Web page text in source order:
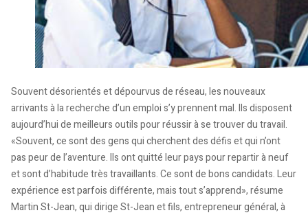
Souvent désorientés et dépourvus de réseau, les nouveaux
arrivants à la recherche d’un emploi s’y prennent mal. Ils disposent
aujourd’hui de meilleurs outils pour réussir à se trouver du travail.
«Souvent, ce sont des gens qui cherchent des défis et qui n’ont
pas peur de l’aventure. Ils ont quitté leur pays pour repartir à neuf
et sont d’habitude très travaillants. Ce sont de bons candidats. Leur
expérience est parfois différente, mais tout s’apprend», résume
Martin St-Jean, qui dirige St-Jean et fils, entrepreneur général, à